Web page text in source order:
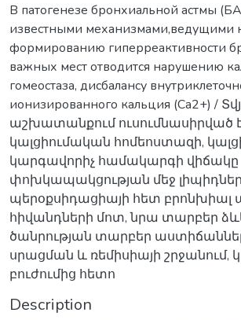
В патогенезе бронхиальной астмы
известными механизмами,ведущими
формированию гиперреактивности
важных мест отводится нарушению
гомеостаза, дисбалансу
ионизированного кальция (Ca2+) /
աշխատանքում ուսումնասիրված
կալցիումական հոմեոստազի,
կարգավորիչ համակարգի վիճակը
փոխկապակցության մեջ
պերօքսիդացիայի հետ բրոնխիալ
հիվանդների մոտ, նրա տարբեր
ծանրության տարբեր
սրացման և ռեմիսիայի շրջանում,
բուժումից հետո
Description